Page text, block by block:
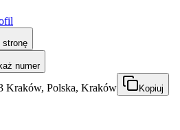
stronę
numer
Kraków, Polska, Kraków Kopiuj